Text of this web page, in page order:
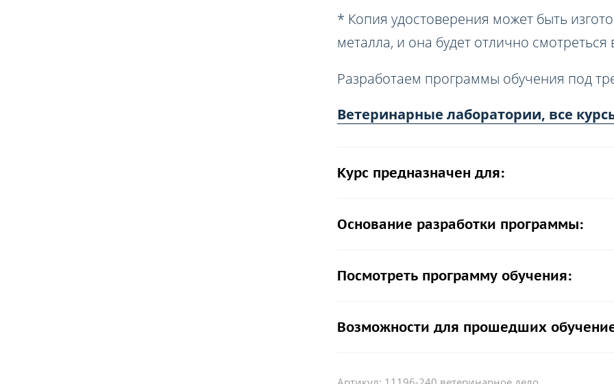
* Копия удостоверения может быть
металла, и она будет отлично
Разработаем программы обучения под
Ветеринарные лаборатории, все
Курс предназначен для:
Основание разработки программы:
Посмотреть программу обучения:
Возможности для прошедших